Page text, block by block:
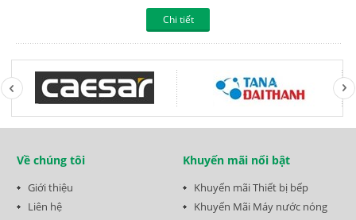
Chi tiết
Về chúng tôi
Giới thiệu
Liên hệ
Khuyến mãi nổi bật
Khuyến mãi Thiết bị bếp
Khuyến Mãi Máy nước nóng